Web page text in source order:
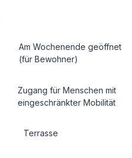
Am Wochenende geöffnet
(für Bewohner)
Zugang für Menschen mit
eingeschränkter Mobilität
Terrasse